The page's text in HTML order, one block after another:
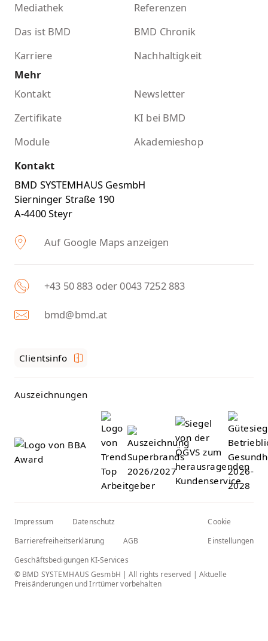
Mediathek
Das ist BMD
Karriere
Referenzen
BMD Chronik
Nachhaltigkeit
Mehr
Kontakt
Newsletter
Zertifikate
KI bei BMD
Module
Akademieshop
Kontakt
BMD SYSTEMHAUS GesmbH
Sierninger Straße 190
A-4400 Steyr
Auf Google Maps anzeigen
+43 50 883 oder 0043 7252 883
bmd@bmd.at
Clientsinfo
Auszeichnungen
Impressum
Datenschutz
Barrierefreiheitserklärung
AGB
Geschäftsbedigungen KI-Services
Cookie
Einstellungen
© BMD SYSTEMHAUS GesmbH | All rights reserved | Aktuelle
Preisänderungen und Irrtümer vorbehalten